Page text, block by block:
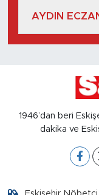
AYDIN
1946’dan beri
dakika ve
Eskişehir